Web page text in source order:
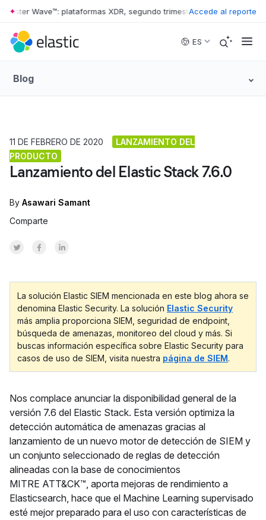
Skip to main content
Wave™: plataformas XDR, segundo trimestre de 2026 • The
Accede al reporte
ES
Blog
11 DE FEBRERO DE 2020
LANZAMIENTO DEL
PRODUCTO
Lanzamiento del Elastic Stack 7.6.0
By Asawari Samant
Comparte
Share on Twitter
Share on Facebook
Share on LinkedInr
La solución Elastic SIEM mencionada en este blog ahora se
denomina Elastic Security. La solución Elastic Security
más amplia proporciona SIEM, seguridad de endpoint,
búsqueda de amenazas, monitoreo del cloud y más. Si
buscas información específica sobre Elastic Security para
casos de uso de SIEM, visita nuestra página de SIEM.
Nos complace anunciar la disponibilidad general de la
versión 7.6 del Elastic Stack. Esta versión optimiza la
detección automática de amenazas gracias al
lanzamiento de un nuevo motor de detección de SIEM y
un conjunto seleccionado de reglas de detección
alineadas con la base de conocimientos
MITRE ATT&CK™, aporta mejoras de rendimiento a
Elasticsearch, hace que el Machine Learning supervisado
esté mejor preparado para el uso con características de